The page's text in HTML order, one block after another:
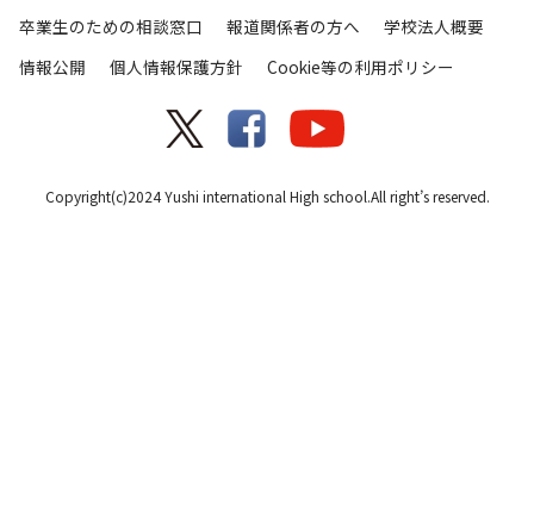
卒業生のための相談窓口
報道関係者の方へ
学校法人概要
情報公開
個人情報保護方針 Cookie等の利用ポリシー
Copyright(c)2024 Yushi international High school.All right’s reserved.